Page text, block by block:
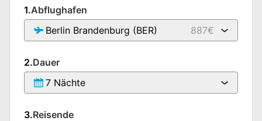
1.Abflughafen
Berlin Brandenburg (BER)
887€
2.Dauer
7 Nächte
3.Reisende